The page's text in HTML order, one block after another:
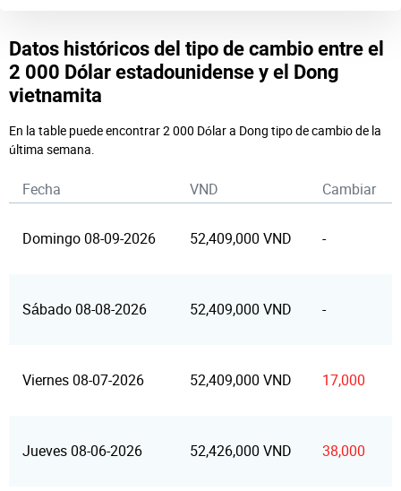
Datos históricos del tipo de cambio entre el
2 000 Dólar estadounidense y el Dong
vietnamita
En la table puede encontrar 2 000 Dólar a Dong tipo de cambio de la
última semana.
Fecha VND Cambiar
Domingo 08-09-2026 52,409,000 VND -
Sábado 08-08-2026 52,409,000 VND -
Viernes 08-07-2026 52,409,000 VND 17,000
Jueves 08-06-2026 52,426,000 VND 38,000